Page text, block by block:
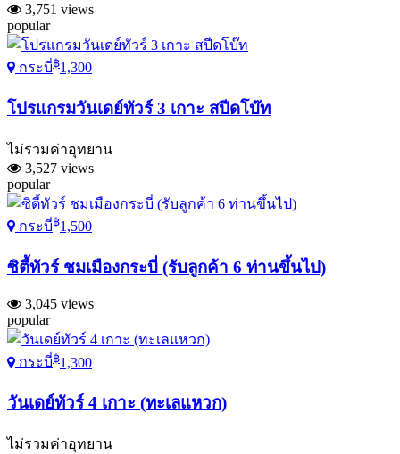
3,751 views
popular
กระบี่฿1,300
โปรแกรมวันเดย์ทัวร์ 3 เกาะ สปีดโบ๊ท
ไม่รวมค่าอุทยาน
3,527 views
popular
กระบี่฿1,500
ซิตี้ทัวร์ ชมเมืองกระบี่ (รับลูกค้า 6 ท่านขึ้นไป)
3,045 views
popular
กระบี่฿1,300
วันเดย์ทัวร์ 4 เกาะ (ทะเลแหวก)
ไม่รวมค่าอุทยาน